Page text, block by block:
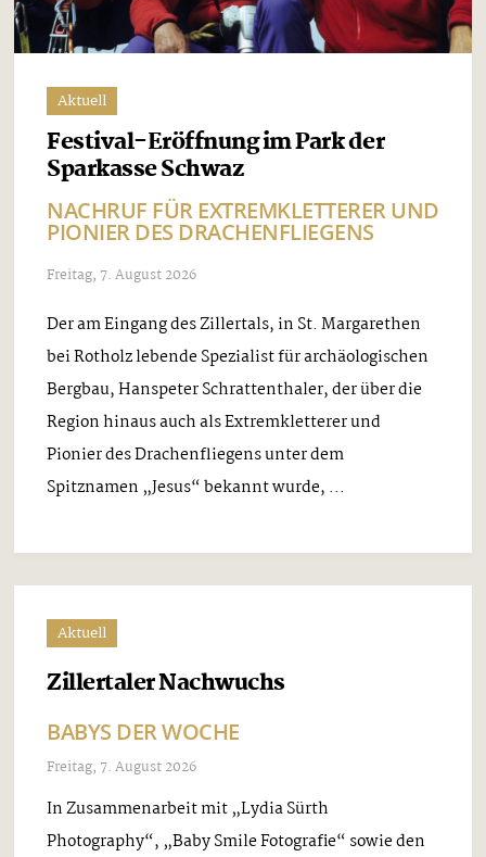
Aktuell
Festival-Eröffnung im Park der
Sparkasse Schwaz
NACHRUF FÜR EXTREMKLETTERER UND
PIONIER DES DRACHENFLIEGENS
Freitag, 7. August 2026
Der am Eingang des Zillertals, in St. Margarethen
bei Rotholz lebende Spezialist für archäologischen
Bergbau, Hanspeter Schrattenthaler, der über die
Region hinaus auch als Extremkletterer und
Pionier des Drachenfliegens unter dem
Spitznamen „Jesus“ bekannt wurde, ...
Aktuell
Zillertaler Nachwuchs
BABYS DER WOCHE
Freitag, 7. August 2026
In Zusammenarbeit mit „Lydia Sürth
Photography“, „Baby Smile Fotografie“ sowie den